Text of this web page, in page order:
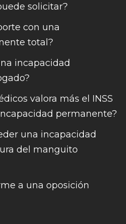
solicitar?
con una
total?
incapacidad
valora más el INSS
permanente?
una incapacidad
del manguito
a una oposición